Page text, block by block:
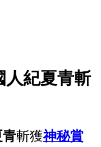
紀夏青斬
青斬獲神秘賞